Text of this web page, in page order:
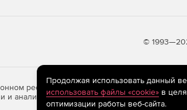
©
ресурсе store.softline.ru применяются
и анализа сведений, относящихся к
Продолжая использовать данный
использовать файлы «cookie»в
оптимизации работы веб-сайта.